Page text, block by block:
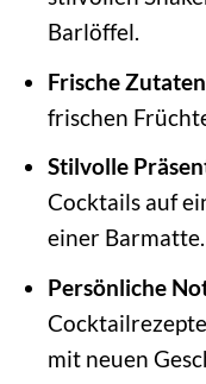
Barlöffel.
Frische
frischen
Stilvolle
Cocktails auf
einer Barmatte.
Persönliche
mit neuen